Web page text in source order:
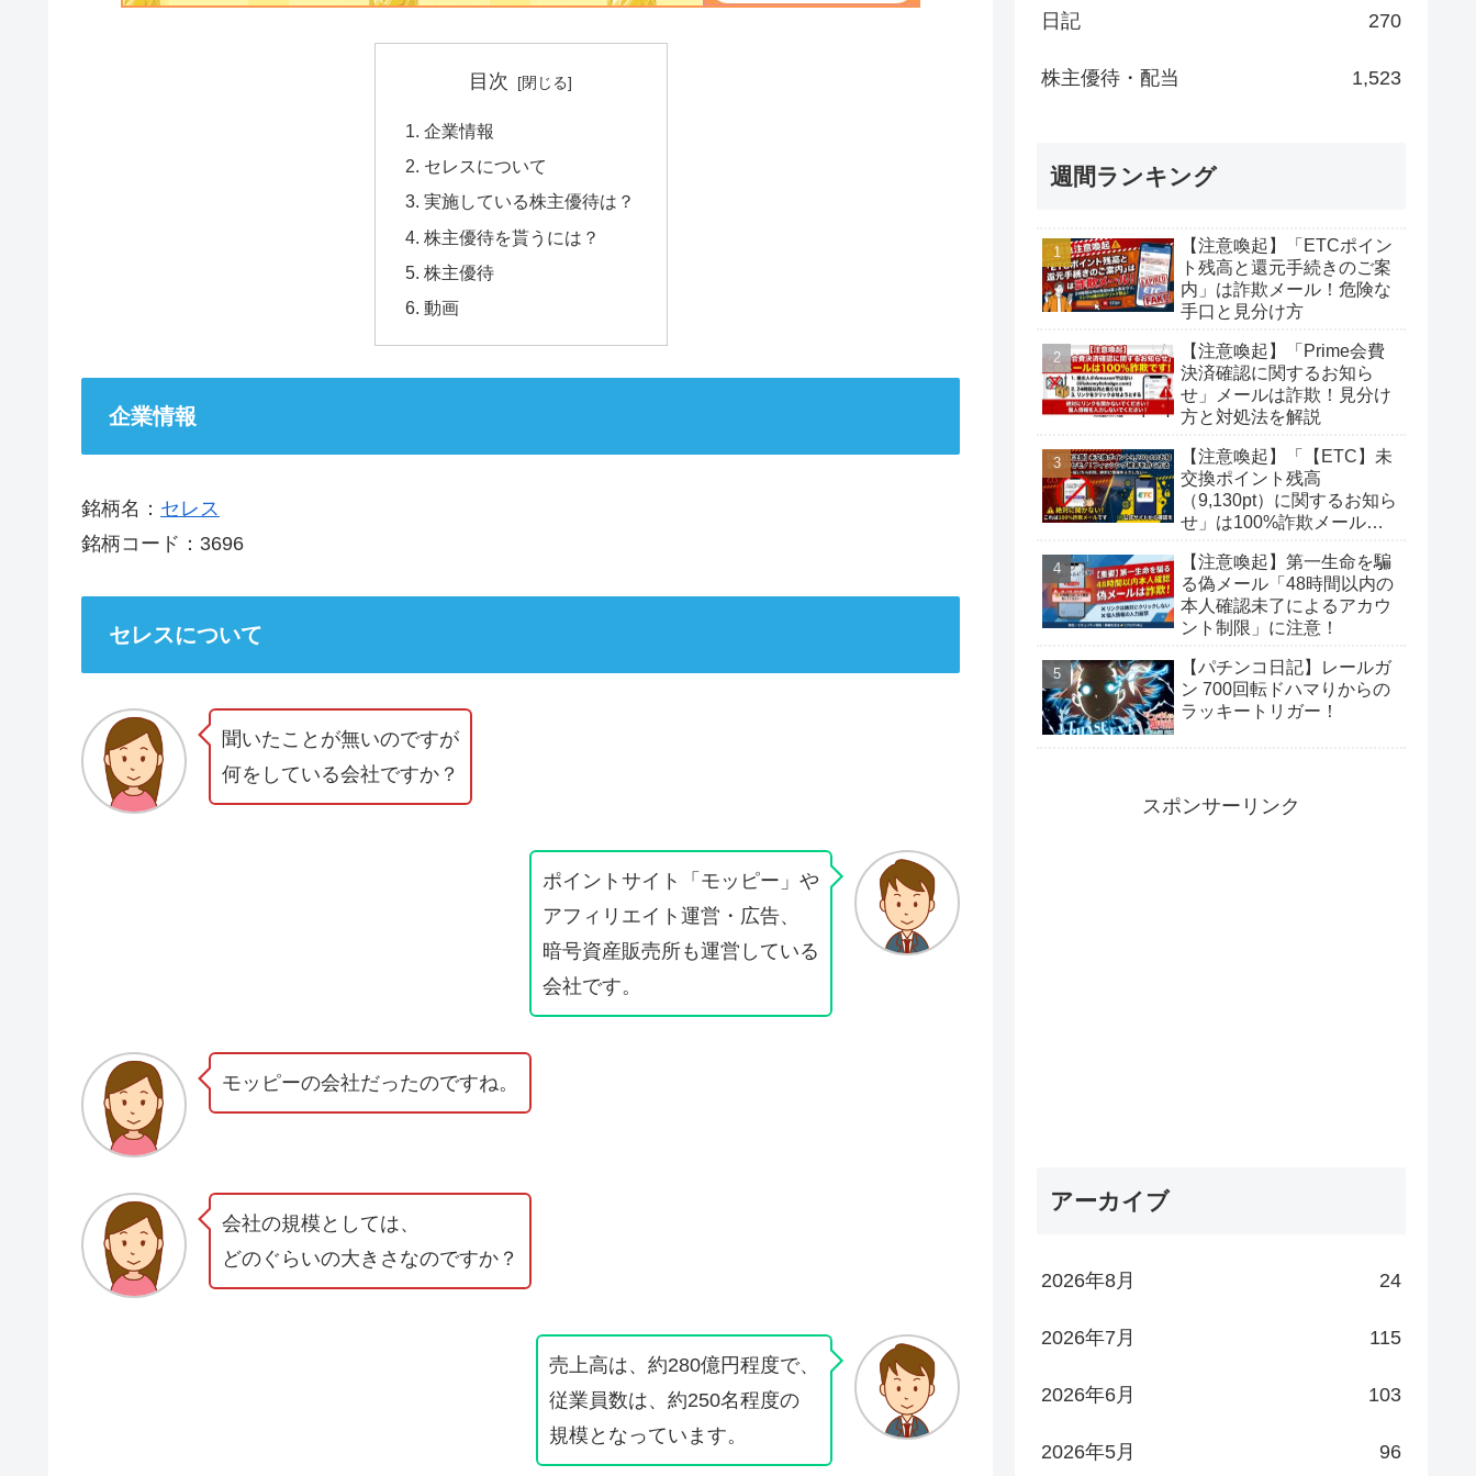
目次
企業情報
セレスについて
実施している株主優待は？
株主優待を貰うには？
株主優待
動画
企業情報
銘柄名： セレス
銘柄コード：3696
セレスについて
聞いたことが無いのですが
何をしている会社ですか？
ポイントサイト「モッピー」や
アフィリエイト運営・広告、
暗号資産販売所も運営している
会社です。
モッピーの会社だったのですね。
会社の規模としては、
どのぐらいの大きさなのですか？
売上高は、約280億円程度で、
従業員数は、約250名程度の
規模となっています。
日記 270
株主優待・配当 1,523
週間ランキング
【注意喚起】「ETCポイン
ト残高と還元手続きのご案
内」は詐欺メール！危険な
手口と見分け方
【注意喚起】「Prime会費
決済確認に関するお知ら
せ」メールは詐欺！見分け
方と対処法を解説
【注意喚起】「【ETC】未
交換ポイント残高
（9,130pt）に関するお知ら
せ」は100%詐欺メール！
【注意喚起】第一生命を騙
る偽メール「48時間以内の
本人確認未了によるアカウ
ント制限」に注意！
【パチンコ日記】レールガ
ン 700回転ドハマりからの
ラッキートリガー！
スポンサーリンク
アーカイブ
2026年8月 24
2026年7月 115
2026年6月 103
2026年5月 96